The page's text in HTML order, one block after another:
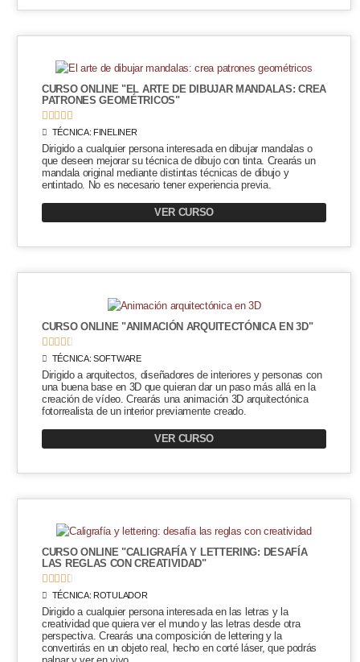
CURSO ONLINE "EL ARTE DE DIBUJAR MANDALAS: CREA
PATRONES GEOMÉTRICOS"
    
TÉCNICA: FINELINER
Dirigido a cualquier persona interesada en dibujar mandalas o
que deseen mejorar su técnica de dibujo con tinta. Crearás un
mandala original mediante distintas técnicas de dibujo y
entintado. No es necesario tener experiencia previa.
VER CURSO
CURSO ONLINE "ANIMACIÓN ARQUITECTÓNICA EN 3D"
    
TÉCNICA:SOFTWARE
Dirigido a arquitectos, diseñadores de interiores y personas con
una buena base en 3D que quieran dar un paso más allá en la
creación de vídeo. Crearás una animación 3D arquitectónica
fotorrealista de un interior previamente creado.
VER CURSO
CURSO ONLINE "CALIGRAFÍA Y LETTERING: DESAFÍA
LAS REGLAS CON CREATIVIDAD"
    
TÉCNICA: ROTULADOR
Dirigido a cualquier persona interesada en las letras y la
creatividad que quiera ver el mundo y las letras desde otra
perspectiva. Crearás una composición de lettering y la
convertirás en un objeto real, hecho en corté láser, que podrás